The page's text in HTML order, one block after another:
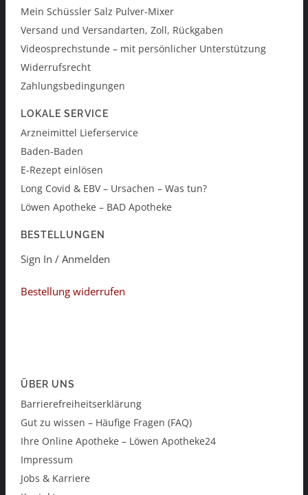
Mein Schüssler Salz Pulver-Mixer
Versand und Versandarten, Zoll, Rückgaben
Videosprechstunde – mit persönlicher Unterstützung
Widerrufsrecht
Zahlungsbedingungen
LOKALE SERVICE
Arzneimittel Lieferservice
Baden-Baden
E-Rezept einlösen
Long Covid & EBV – Ursachen – Was tun?
Löwen Apotheke – BAD Apotheke
BESTELLUNGEN
Sign In / Anmelden
Bestellung widerrufen
ÜBER UNS
Barrierefreiheitserklärung
Gut zu wissen – Häufige Fragen (FAQ)
Ihre Online Apotheke – Löwen Apotheke24
Impressum
Jobs & Karriere